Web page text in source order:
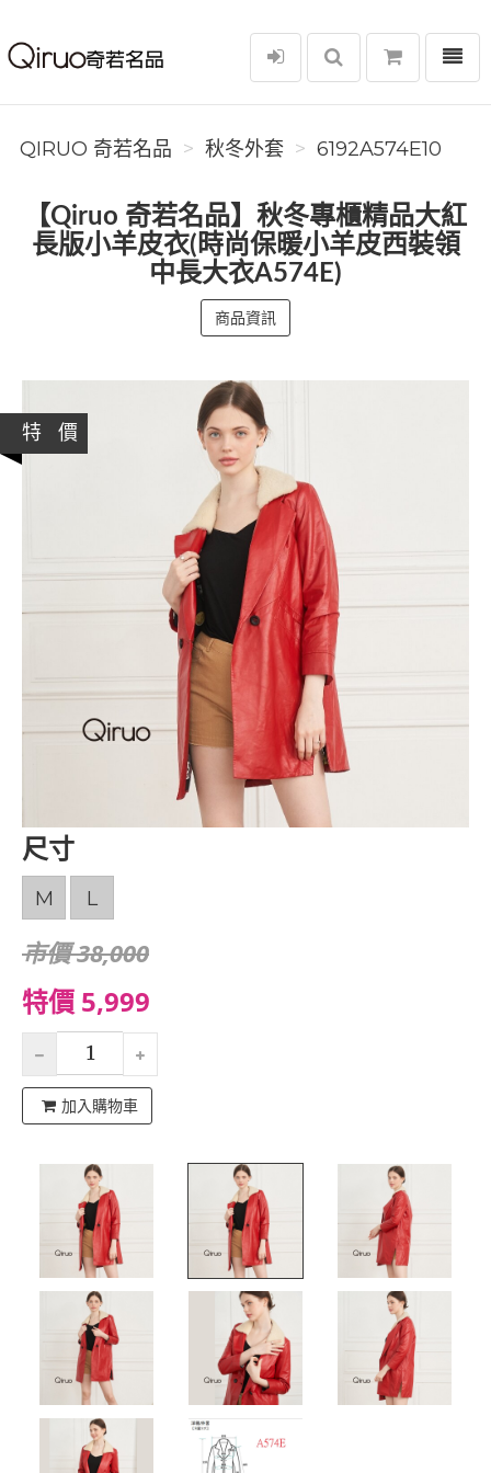
Qiruo 奇若名品
選單
QIRUO 奇若名品 秋冬外套 6192A574E10
【Qiruo 奇若名品】秋冬專櫃精品大紅
長版小羊皮衣(時尚保暖小羊皮西裝領
中長大衣A574E)
商品資訊
特 價
尺寸
M L
市價 38,000
特價 5,999
加入購物車